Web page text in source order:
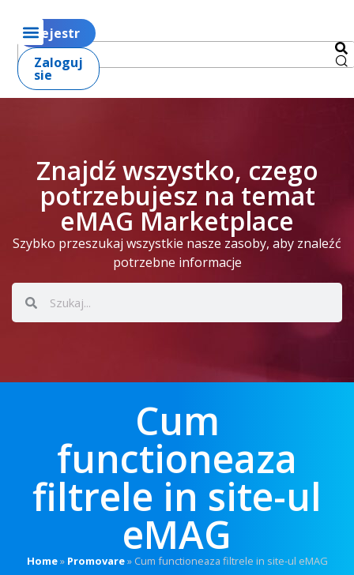
Rejestr
Zaloguj
sie
Znajdź wszystko, czego
potrzebujesz na temat
eMAG Marketplace
Szybko przeszukaj wszystkie nasze zasoby, aby znaleźć
potrzebne informacje
Cum
functioneaza
filtrele in site-ul
eMAG
Home» Promovare» Cum functioneaza filtrele in site-ul eMAG